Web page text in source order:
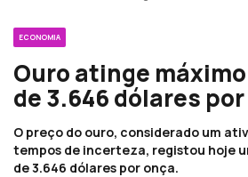
ECONOMIA
Ouro atinge
de 3.646 dólares
O preço do ouro, considerado um
tempos de incerteza, registou hoje
de 3.646 dólares por onça.